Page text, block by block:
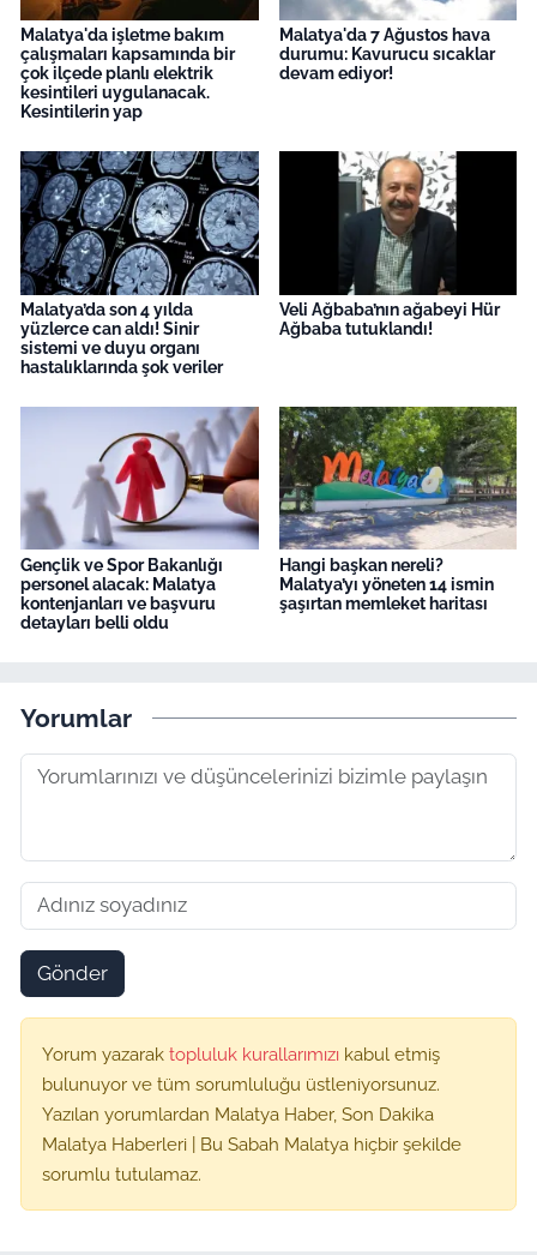
Malatya'da işletme bakım
çalışmaları kapsamında bir
çok ilçede planlı elektrik
kesintileri uygulanacak.
Kesintilerin yap
Malatya'da 7 Ağustos hava
durumu: Kavurucu sıcaklar
devam ediyor!
Malatya’da son 4 yılda
yüzlerce can aldı! Sinir
sistemi ve duyu organı
hastalıklarında şok veriler
Veli Ağbaba’nın ağabeyi Hür
Ağbaba tutuklandı!
Gençlik ve Spor Bakanlığı
personel alacak: Malatya
kontenjanları ve başvuru
detayları belli oldu
Hangi başkan nereli?
Malatya’yı yöneten 14 ismin
şaşırtan memleket haritası
Yorumlar
Gönder
Yorum yazarak topluluk kurallarımızı kabul etmiş
bulunuyor ve tüm sorumluluğu üstleniyorsunuz.
Yazılan yorumlardan Malatya Haber, Son Dakika
Malatya Haberleri | Bu Sabah Malatya hiçbir şekilde
sorumlu tutulamaz.